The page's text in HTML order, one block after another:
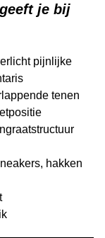
je bij
pijnlijke
tenen
hakken